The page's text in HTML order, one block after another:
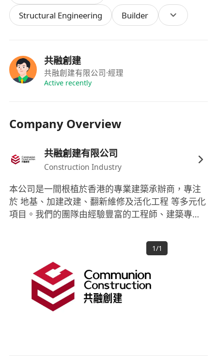
Structural Engineering
Builder
共融創建
共融創建有限公司·經理
Active recently
Company Overview
共融創建有限公司
Construction Industry
本公司是一間根植於香港的專業建築承辦商，專注
於 地基、加建改建、翻新維修及活化工程 等多元化
項目。我們的團隊由經驗豐富的工程師、建築專業
信、品質」的服務宗旨，為客戶提供高度可靠及具
不僅是結構的建立，更是信任與責任的體現。憑藉
多年行業經驗及嚴謹的管理制度，本公司專業團隊
人員成功完成多項公營及私營工程項目，並持續提
升技術以配合市場需求。 我們的願景與使命 願景：
成為業界具信譽的全方位建築夥伴，推動可持續建
1/1